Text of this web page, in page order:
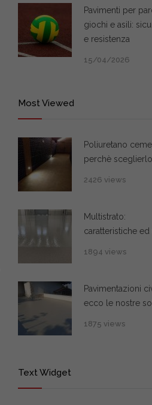
Pavimenti per
giochi e asili:
e resistenza
15/04/2026
Most Viewed
Poliuretano
perchè sceglierlo
2426 views
Multistrato:
caratteristiche
1894 views
Pavimentazioni
ecco le nostre
1875 views
Text Widget